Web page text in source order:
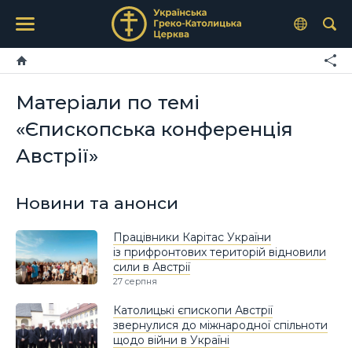
Матеріали по темі
«Єпископська конференція
Австрії»
Новини та анонси
Працівники Карітас України
із прифронтових територій відновили
сили в Австрії
27 серпня
Католицькі єпископи Австрії
звернулися до міжнародної спільноти
щодо війни в Україні